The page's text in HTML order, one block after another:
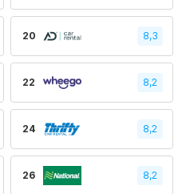
20 8,3
22 8,2
24 8,2
26 8,2